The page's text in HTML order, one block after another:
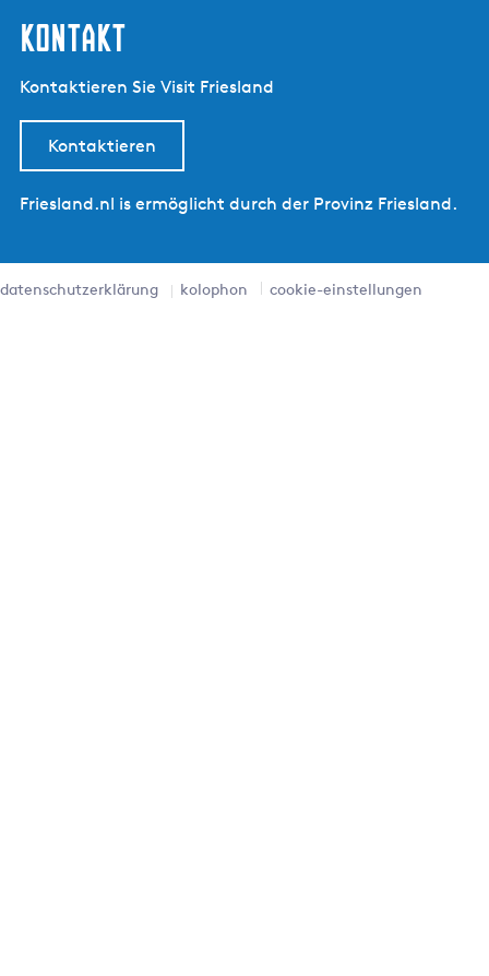
kontakt
Kontaktieren Sie Visit Friesland
Kontaktieren
Friesland.nl is ermöglicht durch der Provinz Friesland.
datenschutzerklärung kolophon cookie-einstellungen